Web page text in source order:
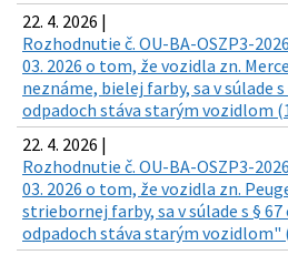
22. 4. 2026 |
Rozhodnutie č. OU-BA-OSZP3-
03. 2026 o tom, že vozidla zn.
neznáme, bielej farby, sa v súlade s
odpadoch stáva starým vozidlom
22. 4. 2026 |
Rozhodnutie č. OU-BA-OSZP3-
03. 2026 o tom, že vozidla zn.
striebornej farby, sa v súlade s § 67
odpadoch stáva starým vozidlom"